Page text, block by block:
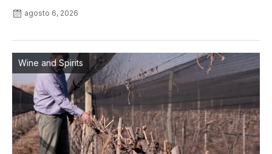
agosto 6, 2026
Wine and Spirits